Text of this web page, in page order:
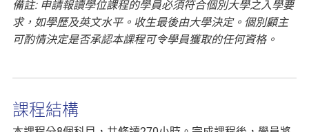
備註: 申請報讀學位課程的學員必須符合個別大學之入學要
求，如學歷及英文水平。收生最後由大學決定。個別顧主
可酌情決定是否承認本課程可令學員獲取的任何資格。
課程結構